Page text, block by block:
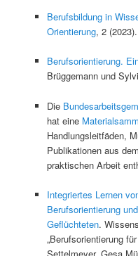
Berufsbildung in
Orientierung, 2 (2023).
Berufsorientierung.
Brüggemann und
Die
hat eine
Handlungsleitfäden,
Publikationen aus
praktischen Arbeit
Integriertes Lernen
Berufsorientierung
Geflüchteten.
„Berufsorientierung